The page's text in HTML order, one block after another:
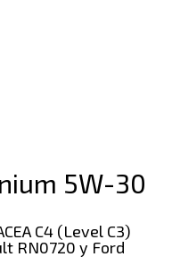
5W-30
C4 (Level C3)
RN0720 y Ford